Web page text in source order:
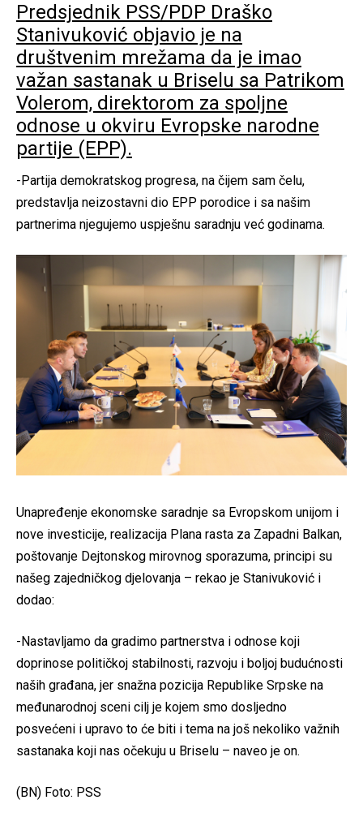
Predsjednik PSS/PDP Draško
Stanivuković objavio je na
društvenim mrežama da je imao
važan sastanak u Briselu sa Patrikom
Volerom, direktorom za spoljne
odnose u okviru Evropske narodne
partije (EPP).
-Partija demokratskog progresa, na čijem sam čelu,
predstavlja neizostavni dio EPP porodice i sa našim
partnerima njegujemo uspješnu saradnju već godinama.
Unapređenje ekonomske saradnje sa Evropskom unijom i
nove investicije, realizacija Plana rasta za Zapadni Balkan,
poštovanje Dejtonskog mirovnog sporazuma, principi su
našeg zajedničkog djelovanja – rekao je Stanivuković i
dodao:
-Nastavljamo da gradimo partnerstva i odnose koji
doprinose političkoj stabilnosti, razvoju i boljoj budućnosti
naših građana, jer snažna pozicija Republike Srpske na
međunarodnoj sceni cilj je kojem smo dosljedno
posvećeni i upravo to će biti i tema na još nekoliko važnih
sastanaka koji nas očekuju u Briselu – naveo je on.
(BN) Foto: PSS